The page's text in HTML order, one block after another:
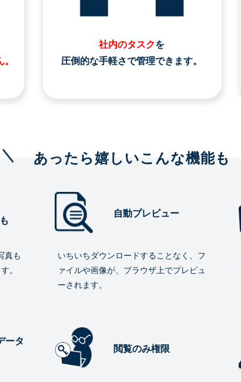
社内のタスクを
圧倒的な手軽さで管理できます。
あったら嬉しいこんな機能も
真も
。
自動プレビュー
いちいちダウンロードすることなく、フ
ァイルや画像が、ブラウザ上でプレビュ
ーされます。
ータ
閲覧のみ権限